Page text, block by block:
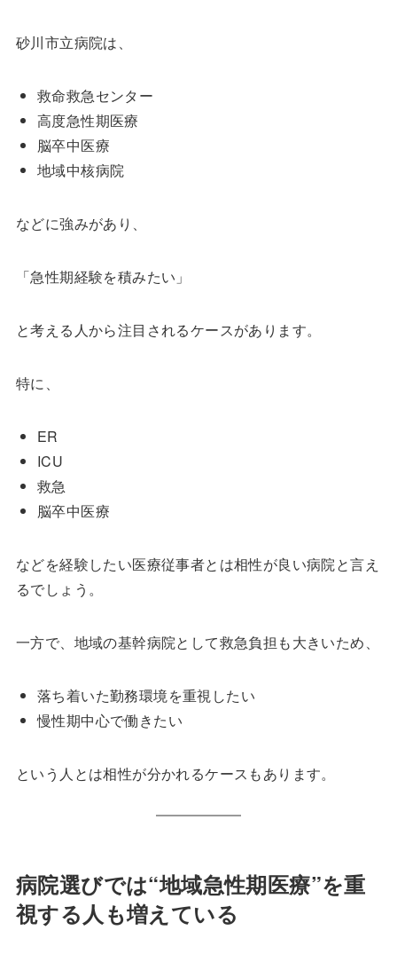
砂川市立病院は、
救命救急センター
高度急性期医療
脳卒中医療
地域中核病院
などに強みがあり、
「急性期経験を積みたい」
と考える人から注目されるケースがあります。
特に、
ER
ICU
救急
脳卒中医療
などを経験したい医療従事者とは相性が良い病院と言え
るでしょう。
一方で、地域の基幹病院として救急負担も大きいため、
落ち着いた勤務環境を重視したい
慢性期中心で働きたい
という人とは相性が分かれるケースもあります。
病院選びでは“地域急性期医療”を重
視する人も増えている